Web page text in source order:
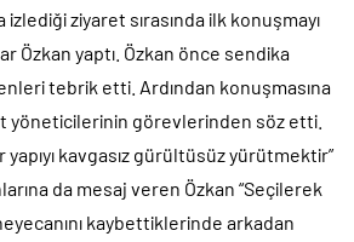
izlediği ziyaret sırasında ilk konuşmayı
Özkan yaptı. Özkan önce sendika
tebrik etti. Ardından konuşmasına
yöneticilerinin görevlerinden söz etti.
yapıyı kavgasız gürültüsüz yürütmektir”
da mesaj veren Özkan “Seçilerek
kaybettiklerinde arkadan